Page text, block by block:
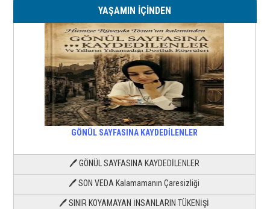
YAŞAMIN İÇİNDEN
GÖNÜL SAYFASINA KAYDEDİLENLER
🖊 GÖNÜL SAYFASINA KAYDEDİLENLER
🖊 SON VEDA Kalamamanın Çaresizliği
🖊 SINIR KOYAMAYAN İNSANLARIN TÜKENİŞİ